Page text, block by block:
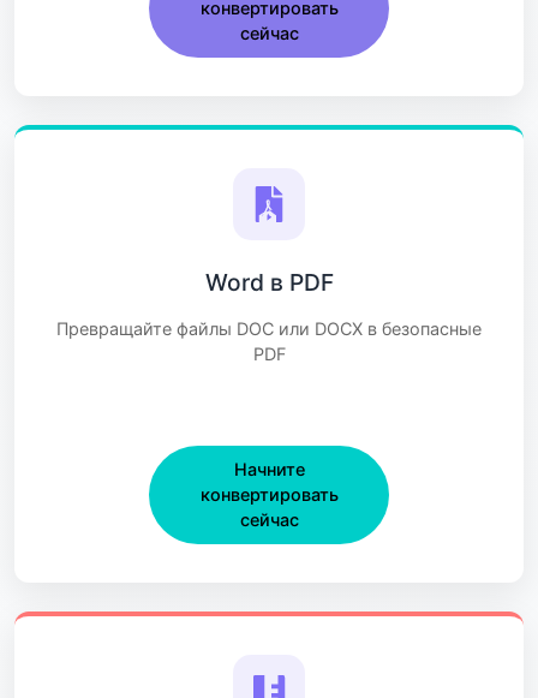
конвертировать
сейчас
Word в PDF
Превращайте файлы DOC или DOCX в безопасные
PDF
Начните
конвертировать
сейчас